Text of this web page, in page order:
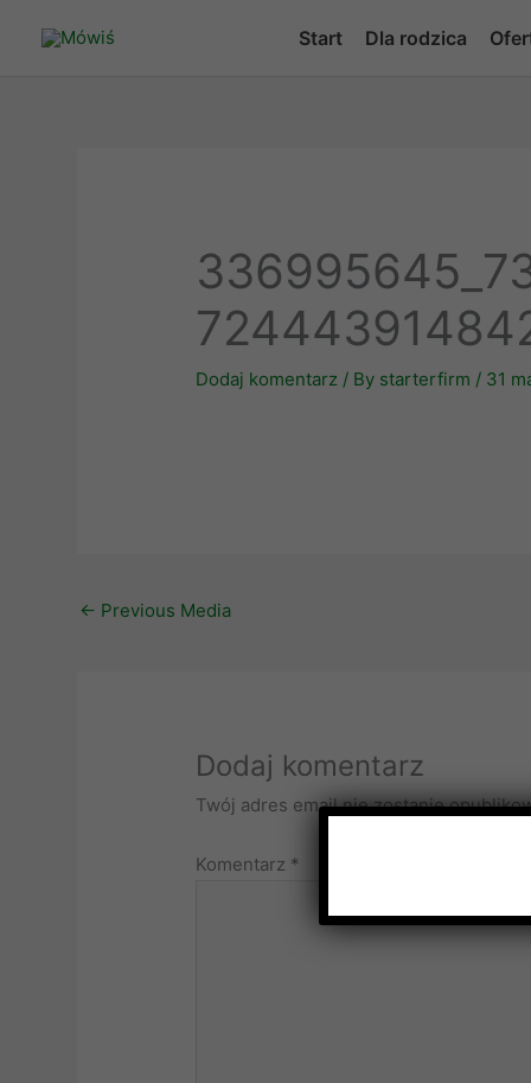
Start Dla rodzica
Dodaj komentarz / By starterfirm / 31
← Previous Media
Dodaj komentarz
Twój adres email nie zostanie
Komentarz *